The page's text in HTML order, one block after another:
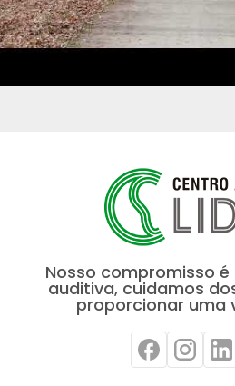
Nosso compromisso
auditiva, cuidamos
proporcionar uma